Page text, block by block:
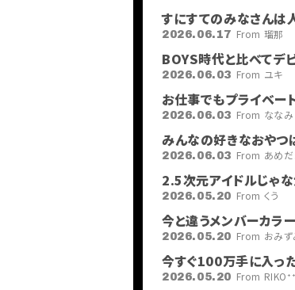
VIDEO
すにすてのみなさんは
2026.06.17 From 瑠那
BOYS時代と比べてデ
2026.06.03 From ユキ
お仕事でもプライベー
2026.06.03 From ななみ
みんなの好きなおやつ
2026.06.03 From あめだ
2.5次元アイドルじゃな
2026.05.20 From くう
今と違うメンバーカラ
2026.05.20 From おみず
今すぐ100万手に入っ
2026.05.20 From RIKOᐩᕀ